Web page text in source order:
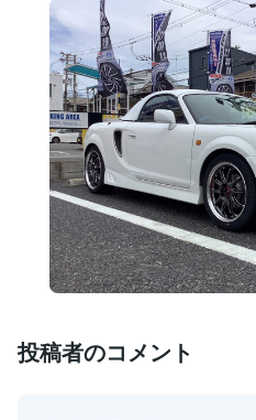
投稿者のコメント